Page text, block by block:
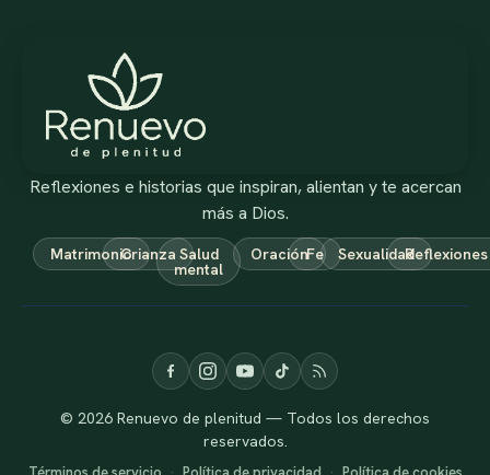
Reflexiones e historias que inspiran, alientan y te acercan
más a Dios.
MatrimonioCrianza Salud
mental
OraciónFe SexualidadReflexiones
© 2026 Renuevo de plenitud — Todos los derechos
reservados.